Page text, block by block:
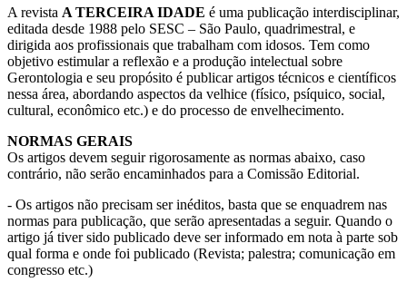
A revista A TERCEIRA IDADE é uma publicação interdisciplinar,
editada desde 1988 pelo SESC – São Paulo, quadrimestral, e
dirigida aos profissionais que trabalham com idosos. Tem como
objetivo estimular a reflexão e a produção intelectual sobre
Gerontologia e seu propósito é publicar artigos técnicos e científicos
nessa área, abordando aspectos da velhice (físico, psíquico, social,
cultural, econômico etc.) e do processo de envelhecimento.
NORMAS GERAIS
Os artigos devem seguir rigorosamente as normas abaixo, caso
contrário, não serão encaminhados para a Comissão Editorial.
- Os artigos não precisam ser inéditos, basta que se enquadrem nas
normas para publicação, que serão apresentadas a seguir. Quando o
artigo já tiver sido publicado deve ser informado em nota à parte sob
qual forma e onde foi publicado (Revista; palestra; comunicação em
congresso etc.)